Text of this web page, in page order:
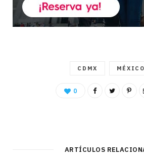
CDMX MÉXICO
0
ARTÍCULOS